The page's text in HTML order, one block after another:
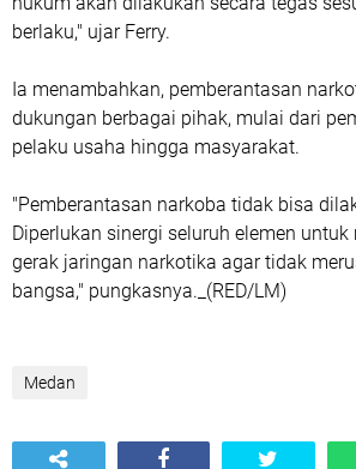
berlaku," ujar Ferry.
Ia menambahkan, pemberantasan
dukungan berbagai pihak, mulai dari
pelaku usaha hingga masyarakat.
"Pemberantasan narkoba tidak bisa
Diperlukan sinergi seluruh elemen
gerak jaringan narkotika agar tidak
bangsa," pungkasnya._(RED/LM)
Medan